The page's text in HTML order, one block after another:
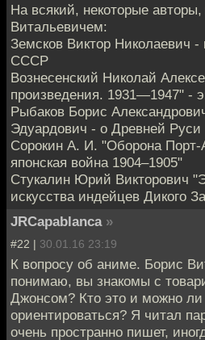
На всякий, некоторые
Витальевичем:
Земсков Виктор Николаевич -
СССР
Вознесенский Николай
произведения. 1931—1947" -
Рыбаков Борис
Эдуардович - о Древней Руси
Сорокин А. И. "Оборона Порт-
японская война 1904–1905"
Стукалин Юрий Викторович
искусства индейцев Дикого
JRCapablanca »
#22 | 30.01.16 23:19
К вопросу об аниме. Борис
понимаю, вы знакомы с
Джонсом? Кто это и можно ли
ориентироваться? Я читал
очень пространно пишет,